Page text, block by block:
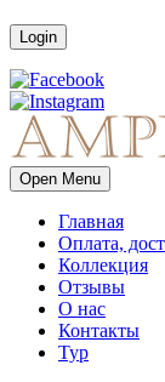
Open Menu
Главная
Оплата,
Коллекция
Отзывы
О нас
Контакты
Тур